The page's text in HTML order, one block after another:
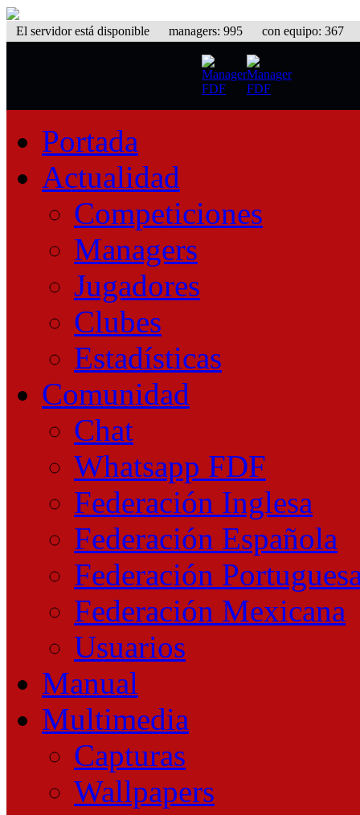
El servidor está disponible managers: 995 con equipo: 367
Portada
Actualidad
Competiciones
Managers
Jugadores
Clubes
Estadísticas
Comunidad
Chat
Whatsapp FDF
Federación Inglesa
Federación Española
Federación
Federación Mexicana
Usuarios
Manual
Multimedia
Capturas
Wallpapers